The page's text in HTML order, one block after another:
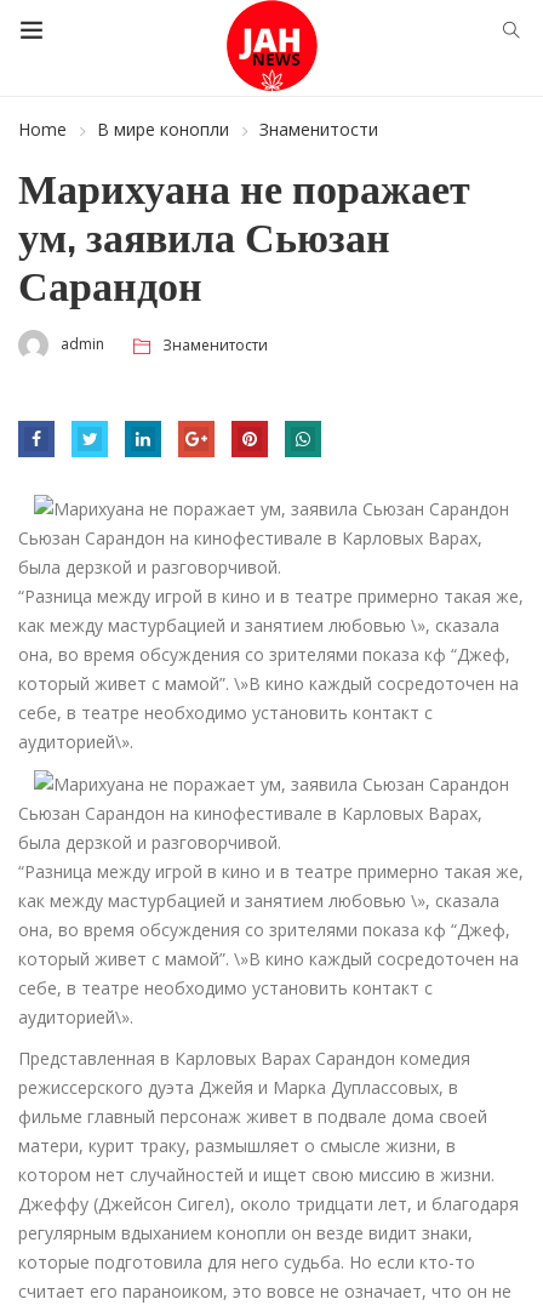
Home В мире конопли Знаменитости
Марихуана не поражает
ум, заявила Сьюзан
Сарандон
admin Знаменитости
Сьюзан Сарандон на кинофестивале в Карловых Варах,
была дерзкой и разговорчивой.
“Разница между игрой в кино и в театре примерно такая же,
как между мастурбацией и занятием любовью \», сказала
она, во время обсуждения со зрителями показа кф “Джеф,
который живет с мамой”. \»В кино каждый сосредоточен на
себе, в театре необходимо установить контакт с
аудиторией\».
Сьюзан Сарандон на кинофестивале в Карловых Варах,
была дерзкой и разговорчивой.
“Разница между игрой в кино и в театре примерно такая же,
как между мастурбацией и занятием любовью \», сказала
она, во время обсуждения со зрителями показа кф “Джеф,
который живет с мамой”. \»В кино каждый сосредоточен на
себе, в театре необходимо установить контакт с
аудиторией\».
Представленная в Карловых Варах Сарандон комедия
режиссерского дуэта Джейя и Марка Дуплассовых, в
фильме главный персонаж живет в подвале дома своей
матери, курит траку, размышляет о смысле жизни, в
котором нет случайностей и ищет свою миссию в жизни.
Джеффу (Джейсон Сигел), около тридцати лет, и благодаря
регулярным вдыханием конопли он везде видит знаки,
которые подготовила для него судьба. Но если кто-то
считает его параноиком, это вовсе не означает, что он не